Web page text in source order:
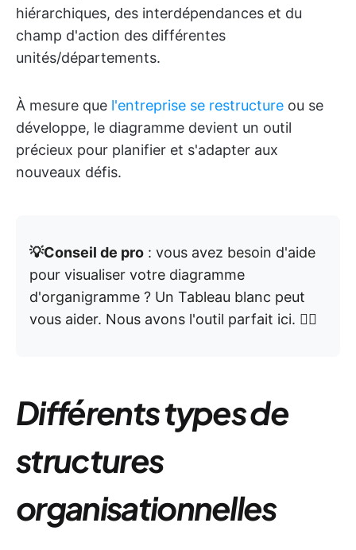
hiérarchiques, des interdépendances et du
champ d'action des différentes
unités/départements.
À mesure que l'entreprise se restructure ou se
développe, le diagramme devient un outil
précieux pour planifier et s'adapter aux
nouveaux défis.
💡Conseil de pro : vous avez besoin d'aide
pour visualiser votre diagramme
d'organigramme ? Un Tableau blanc peut
vous aider. Nous avons l'outil parfait ici. 👇🏼
Différents types de
structures
organisationnelles